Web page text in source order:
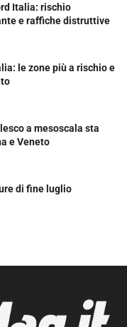
Italia: rischio
e raffiche distruttive
le zone più a rischio e
a mesoscala sta
e Veneto
di fine luglio